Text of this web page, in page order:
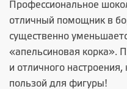
Профессиональное
отличный помощник в
существенно
«апельсиновая корка».
и отличного
пользой для фигуры!